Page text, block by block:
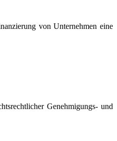
von Unternehmen eine
Genehmigungs- und